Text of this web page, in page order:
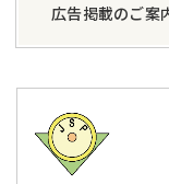
広告掲載のご案